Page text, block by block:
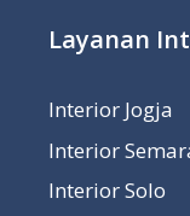
Layanan
Interior Jogja
Interior
Interior Solo